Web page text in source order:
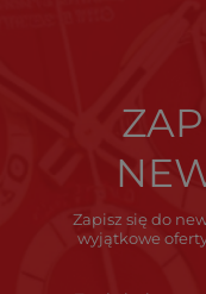
Zapisz się do
wyjątkowe